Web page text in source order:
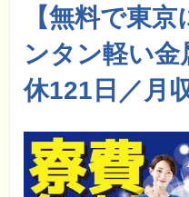
【無料で東
ンタン軽い金
休121日／月